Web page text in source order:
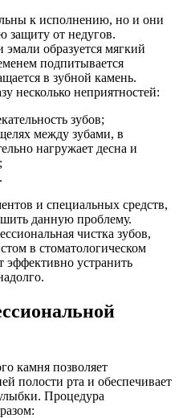
к исполнению, но и они
защиту от недугов.
образуется мягкий
подпитывается
в зубной камень.
несколько неприятностей:
зубов;
между зубами, в
нагружает десна и
и специальных средств,
данную проблему.
чистка зубов,
в стоматологическом
эффективно устранить
камня позволяет
полости рта и обеспечивает
Процедура